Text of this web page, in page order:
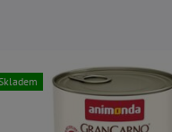
Skladem